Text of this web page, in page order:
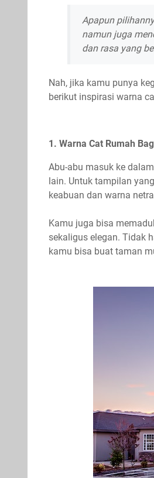
Apapun
namun juga
dan rasa yang
Nah, jika kamu punya
berikut inspirasi warna
1. Warna Cat Rumah
Abu-abu masuk ke
lain. Untuk tampilan
keabuan dan warna
Kamu juga bisa
sekaligus elegan. Tidak
kamu bisa buat taman